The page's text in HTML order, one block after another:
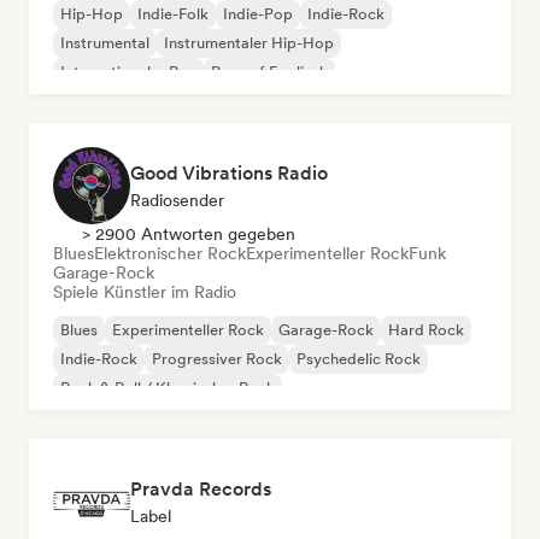
Hip-Hop Indie-Folk Indie-Pop
Indie-Rock
Instrumental
Instrumentaler Hip-Hop
Internationaler Rap
Rap auf Englisch
Good Vibrations Radio
Radiosender
> 2900 Antworten gegeben
BluesElektronischer RockExperimenteller RockFunk
Garage-Rock
Spiele Künstler im Radio
Blues Experimenteller Rock Garage-Rock
Hard Rock
Indie-Rock
Progressiver Rock
Psychedelic Rock
Rock & Roll / Klassischer Rock
Pravda Records
Label